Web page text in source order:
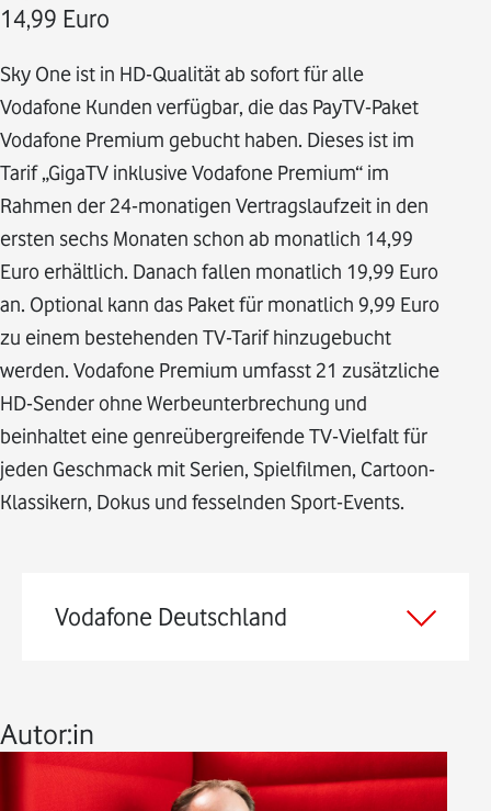
14,99 Euro
Sky One ist in HD-Qualität ab sofort für alle
Vodafone Kunden verfügbar, die das PayTV-Paket
Vodafone Premium gebucht haben. Dieses ist im
Tarif „GigaTV inklusive Vodafone Premium“ im
Rahmen der 24-monatigen Vertragslaufzeit in den
ersten sechs Monaten schon ab monatlich 14,99
Euro erhältlich. Danach fallen monatlich 19,99 Euro
an. Optional kann das Paket für monatlich 9,99 Euro
zu einem bestehenden TV-Tarif hinzugebucht
werden. Vodafone Premium umfasst 21 zusätzliche
HD-Sender ohne Werbeunterbrechung und
beinhaltet eine genreübergreifende TV-Vielfalt für
jeden Geschmack mit Serien, Spielfilmen, Cartoon-
Klassikern, Dokus und fesselnden Sport-Events.
Vodafone Deutschland
Autor:in